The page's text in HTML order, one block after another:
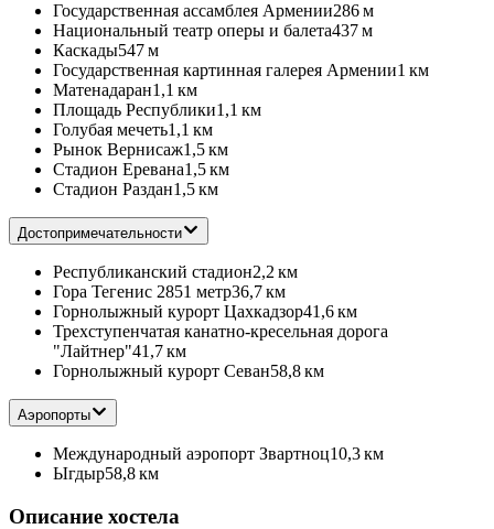
Государственная ассамблея Армении286 м
Национальный театр оперы и балета437 м
Каскады547 м
Государственная картинная галерея Армении1 км
Матенадаран1,1 км
Площадь Республики1,1 км
Голубая мечеть1,1 км
Рынок Вернисаж1,5 км
Стадион Еревана1,5 км
Стадион Раздан1,5 км
Достопримечательности
Республиканский стадион2,2 км
Гора Тегенис 2851 метр36,7 км
Горнолыжный курорт Цахкадзор41,6 км
Трехступенчатая канатно-кресельная дорога
"Лайтнер"41,7 км
Горнолыжный курорт Севан58,8 км
Аэропорты
Международный аэропорт Звартноц10,3 км
Ыгдыр58,8 км
Описание хостела